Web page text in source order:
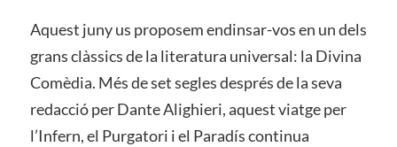
Aquest juny us proposem endinsar-vos en un dels
grans clàssics de la literatura universal: la Divina
Comèdia. Més de set segles després de la seva
redacció per Dante Alighieri, aquest viatge per
l’Infern, el Purgatori i el Paradís continua